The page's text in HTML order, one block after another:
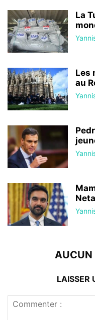
La
Les
au
AUCUN
LAISSER